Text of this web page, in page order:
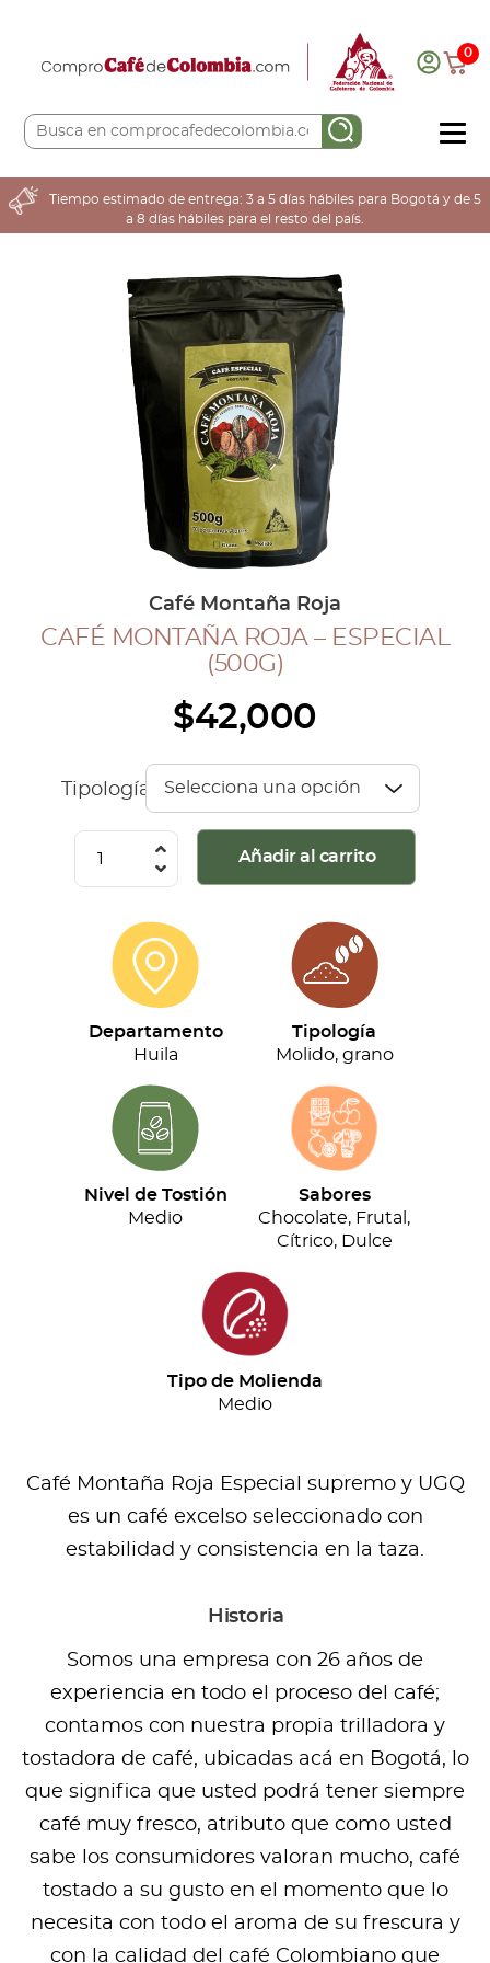
0
COMPRA AQUÍ
COLOMBIA CAFETERA
COLECCIÓN CAFETERA
INGRESAR
Cerrar Sesión
Tiempo estimado de entrega: 3 a 5 días hábiles para Bogotá y de 5
a 8 días hábiles para el resto del país.
Café Montaña Roja
CAFÉ MONTAÑA ROJA – ESPECIAL
(500G)
$42,000
Tipología
Especial
(500g)
cantidad
Añadir al carrito
Departamento
Huila
Tipología
Molido, grano
Nivel de Tostión
Medio
Sabores
Chocolate, Frutal,
Cítrico, Dulce
Tipo de Molienda
Medio
Café Montaña Roja Especial supremo y UGQ
es un café excelso seleccionado con
estabilidad y consistencia en la taza.
Historia
Somos una empresa con 26 años de
experiencia en todo el proceso del café;
contamos con nuestra propia trilladora y
tostadora de café, ubicadas acá en Bogotá, lo
que significa que usted podrá tener siempre
café muy fresco, atributo que como usted
sabe los consumidores valoran mucho, café
tostado a su gusto en el momento que lo
necesita con todo el aroma de su frescura y
con la calidad del café Colombiano que